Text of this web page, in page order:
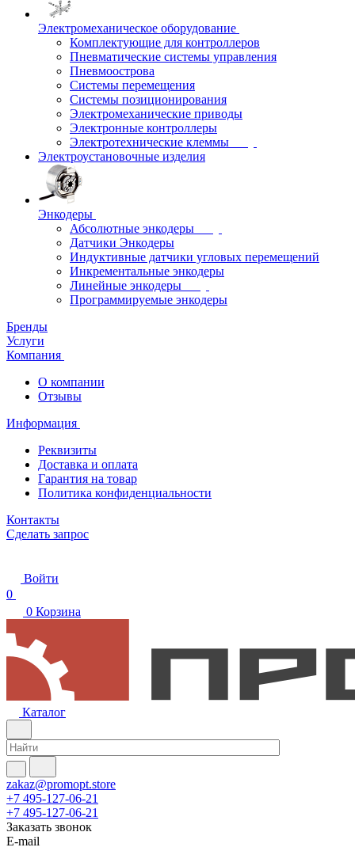
Электромеханическое оборудование
Комплектующие для контроллеров
Пневматические системы управления
Пневмоострова
Системы перемещения
Системы позиционирования
Электромеханические приводы
Электронные контроллеры
Электротехнические клеммы
Электроустановочные изделия
Энкодеры
Абсолютные энкодеры
Датчики Энкодеры
Индуктивные датчики угловых перемещений
Инкрементальные энкодеры
Линейные энкодеры
Программируемые энкодеры
Бренды
Услуги
Компания
О компании
Отзывы
Информация
Реквизиты
Доставка и оплата
Гарантия на товар
Политика конфиденциальности
Контакты
Сделать запрос
Войти
0
0 Корзина
Каталог
zakaz@promopt.store
+7 495-127-06-21
+7 495-127-06-21
Заказать звонок
E-mail